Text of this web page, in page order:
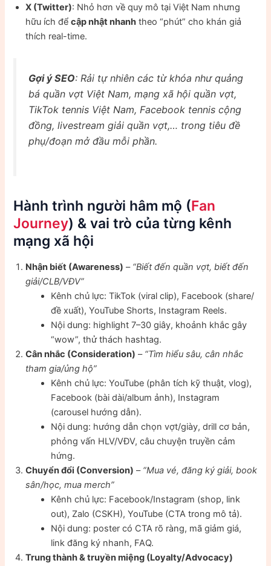
X (Twitter): Nhỏ hơn về quy mô tại Việt Nam nhưng
hữu ích đểcập nhật nhanh theo “phút” cho khán giả
thích real-time.
Gợi ý SEO: Rải tự nhiên các từ khóa nhưquảng
bá quần vợt Việt Nam, mạng xã hội quần vợt,
TikTok tennis Việt Nam, Facebook tennis cộng
đồng, livestream giải quần vợt,… trong tiêu đề
phụ/đoạn mở đầu mỗi phần.
Hành trình người hâm mộ (Fan
Journey) & vai trò của từng kênh
mạng xã hội
Nhận biết (Awareness) – “Biết đến quần vợt, biết đến
giải/CLB/VĐV”
Kênh chủ lực: TikTok (viral clip), Facebook (share/
đề xuất), YouTube Shorts, Instagram Reels.
Nội dung: highlight 7–30 giây, khoảnh khắc gây
“wow”, thử thách hashtag.
Cân nhắc (Consideration) – “Tìm hiểu sâu, cân nhắc
tham gia/ủng hộ”
Kênh chủ lực: YouTube (phân tích kỹ thuật, vlog),
Facebook (bài dài/album ảnh), Instagram
(carousel hướng dẫn).
Nội dung: hướng dẫn chọn vợt/giày, drill cơ bản,
phỏng vấn HLV/VĐV, câu chuyện truyền cảm
hứng.
Chuyển đổi (Conversion) – “Mua vé, đăng ký giải, book
sân/học, mua merch”
Kênh chủ lực: Facebook/Instagram (shop, link
out), Zalo (CSKH), YouTube (CTA trong mô tả).
Nội dung: poster có CTA rõ ràng, mã giảm giá,
link đăng ký nhanh, FAQ.
Trung thành & truyền miệng (Loyalty/Advocacy)